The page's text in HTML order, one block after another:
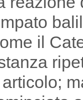
il